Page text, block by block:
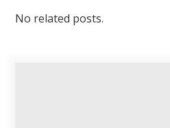
No related posts.